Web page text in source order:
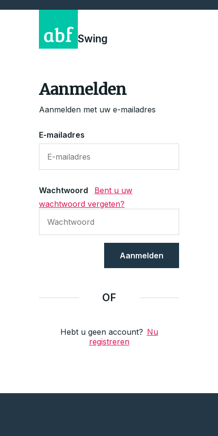
Swing
Aanmelden
Aanmelden met uw e-mailadres
E-mailadres
Wachtwoord
Bent u uw
wachtwoord vergeten?
Aanmelden
OF
Hebt u geen account? Nu
registreren